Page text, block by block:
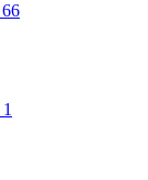
66
1